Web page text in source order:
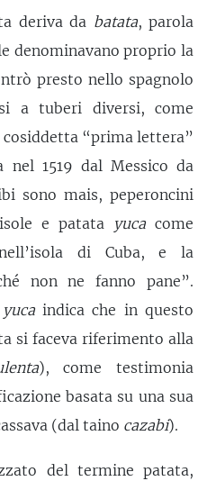
deriva da batata, parola
denominavano proprio la
presto nello spagnolo
a tuberi diversi, come
“prima lettera”
1519 dal Messico da
sono mais, peperoncini
e patata yucacome
di Cuba, e la
non ne fanno pane”.
yucaindica che in questo
si faceva riferimento alla
), come testimonia
basata su una sua
(dal taino cazabi).
del termine patata,